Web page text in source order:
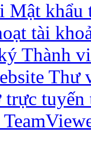
Mật khẩu
tài
Thành
Thư
tuyến